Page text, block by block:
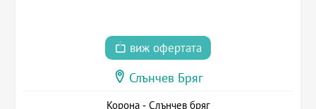
виж офертата
Слънчев Бряг
Корона - Слънчев бряг